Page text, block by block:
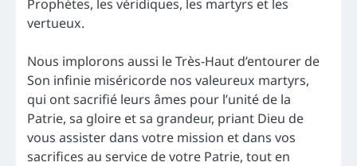
Prophètes, les véridiques, les martyrs et les
vertueux.
Nous implorons aussi le Très-Haut d’entourer de
Son infinie miséricorde nos valeureux martyrs,
qui ont sacrifié leurs âmes pour l’unité de la
Patrie, sa gloire et sa grandeur, priant Dieu de
vous assister dans votre mission et dans vos
sacrifices au service de votre Patrie, tout en